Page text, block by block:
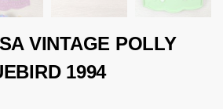
VINTAGE POLLY
1994